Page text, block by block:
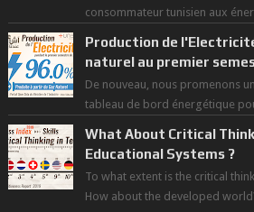
consommateur tunisien aux
Production de
naturel au premier
De nouveau, nous promenons
tableau de bord énergétique
What About Critical
Educational Systems ?
To what extent is the critical
How about the developed